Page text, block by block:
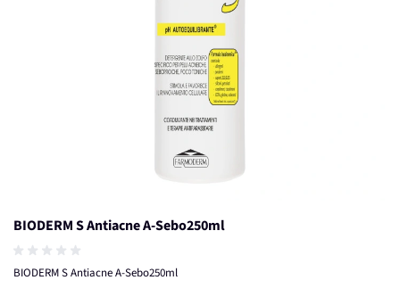
BIODERM S Antiacne A-Sebo250ml
BIODERM S Antiacne A-Sebo250ml